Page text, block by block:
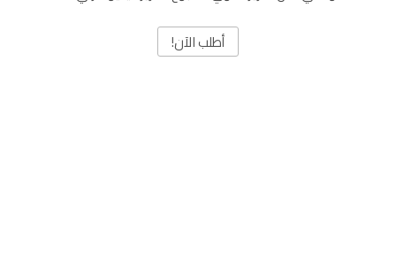
أطلب الآن!